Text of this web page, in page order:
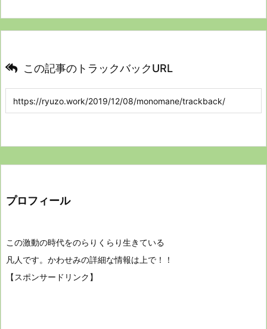
この記事のトラックバックURL
プロフィール
この激動の時代をのらりくらり生きている
凡人です。かわせみの詳細な情報は上で！！
【スポンサードリンク】